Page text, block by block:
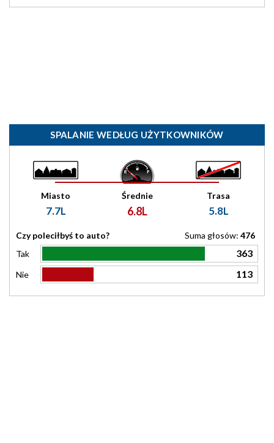
SPALANIE WEDŁUG UŻYTKOWNIKÓW
Miasto
7.7L
Średnie
6.8L
Trasa
5.8L
Czy poleciłbyś to auto? Suma głosów: 476
Tak
363
Nie 113